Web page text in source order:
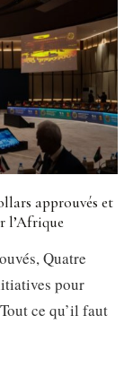
approuvés et
l’Afrique
Quatre
pour
ce qu’il faut